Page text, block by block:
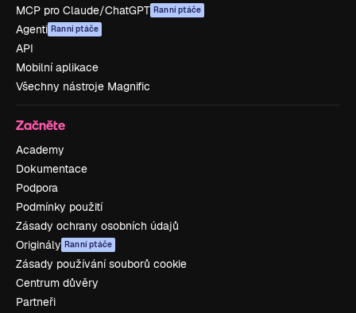
MCP pro Claude/ChatGPT Ranní ptáče
Agenti Ranní ptáče
API
Mobilní aplikace
Všechny nástroje Magnific
Začněte
Academy
Dokumentace
Podpora
Podmínky použití
Zásady ochrany osobních údajů
Originály Ranní ptáče
Zásady používání souborů cookie
Centrum důvěry
Partneři